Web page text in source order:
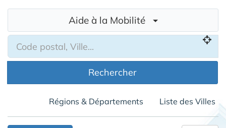
Aide à la Mobilité
Rechercher
Régions & Départements Liste des Villes